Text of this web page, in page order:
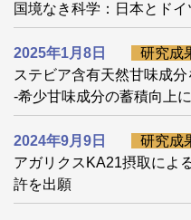
国境なき科学：日本とド
2025年1月8日
研究成
ステビア含有天然甘味成
-希少甘味成分の蓄積向上
2024年9月9日
研究成
アガリクスKA21摂取によ
許を出願